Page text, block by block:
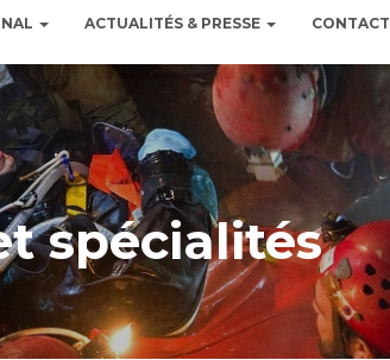
ACTUALITÉS & PRESSE CONTACT
spécialités